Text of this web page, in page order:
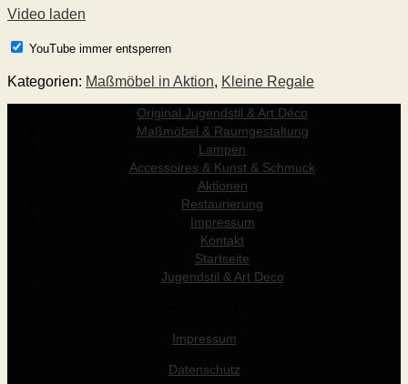
Video laden
YouTube immer entsperren
Kategorien: Maßmöbel in Aktion, Kleine Regale
Original Jugendstil & Art Déco
Maßmöbel & Raumgestaltung
Lampen
Accessoires & Kunst & Schmuck
Aktionen
Restaurierung
Impressum
Kontakt
Startseite
Jugendstil & Art Deco
Impressum
Datenschutz